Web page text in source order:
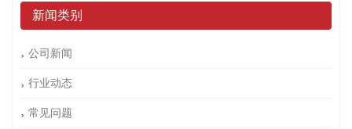
新闻类别
公司新闻
行业动态
常见问题